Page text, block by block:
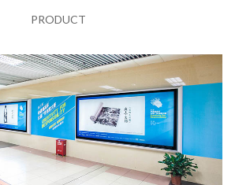
PRODUCT